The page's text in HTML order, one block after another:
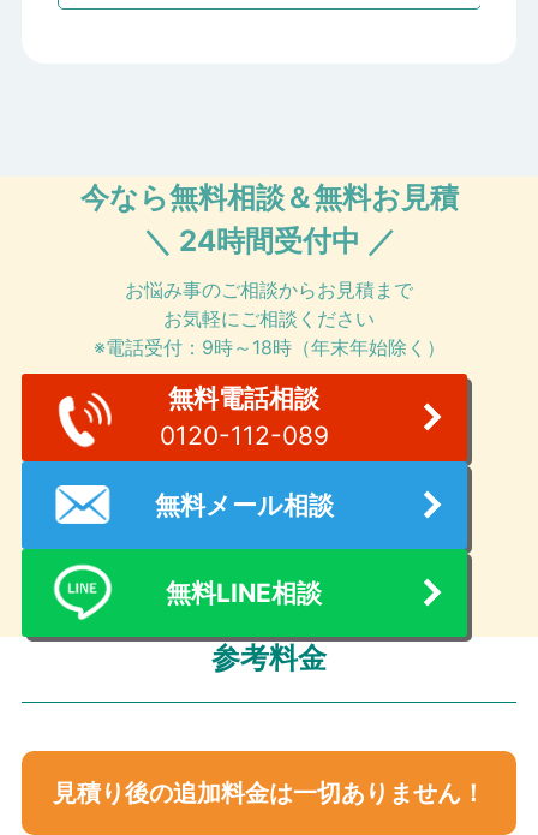
今なら無料相談＆無料お見積
＼ 24時間受付中 ／
お悩み事のご相談からお見積まで
お気軽にご相談ください
※電話受付：9時～18時（年末年始除く）
無料電話相談
0120-112-089
無料メール相談
無料LINE相談
参考料金
見積り後の追加料金は一切ありません！